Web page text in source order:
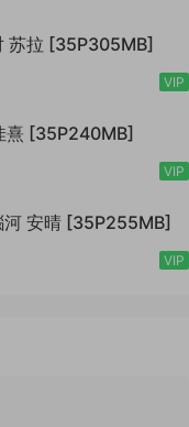
苏拉 [35P305MB]
VIP
熹 [35P240MB]
VIP
安晴 [35P255MB]
VIP